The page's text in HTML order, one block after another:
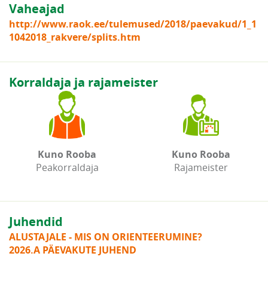
Vaheajad
http://www.raok.ee/tulemused/2018/paevakud/1_1
1042018_rakvere/splits.htm
Korraldaja ja rajameister
Kuno Rooba
Peakorraldaja
Kuno Rooba
Rajameister
Juhendid
ALUSTAJALE - MIS ON ORIENTEERUMINE?
2026.A PÄEVAKUTE JUHEND